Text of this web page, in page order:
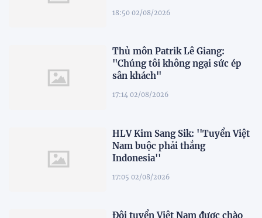
18:50 02/08/2026
Thủ môn Patrik Lê Giang:
"Chúng tôi không ngại sức ép
sân khách"
17:14 02/08/2026
HLV Kim Sang Sik: ''Tuyển Việt
Nam buộc phải thắng
Indonesia''
17:05 02/08/2026
Đội tuyển Việt Nam được chào